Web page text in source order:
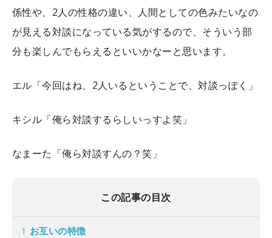
係性や、2人の性格の違い、人間としての色みたいなの
が見える対談になっている気がするので、そういう部
分も楽しんでもらえるといいかなーと思います。
エル「今回はね、2人いるということで、対談っぽく」
キシル「俺ら対談するらしいっすよ笑」
なまーた「俺ら対談すんの？笑」
この記事の目次
1 お互いの特徴